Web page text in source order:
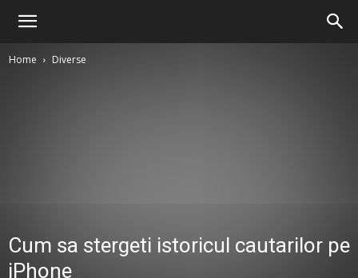
Home Diverse
Cum sa stergeti istoricul cautarilor pe
iPhone